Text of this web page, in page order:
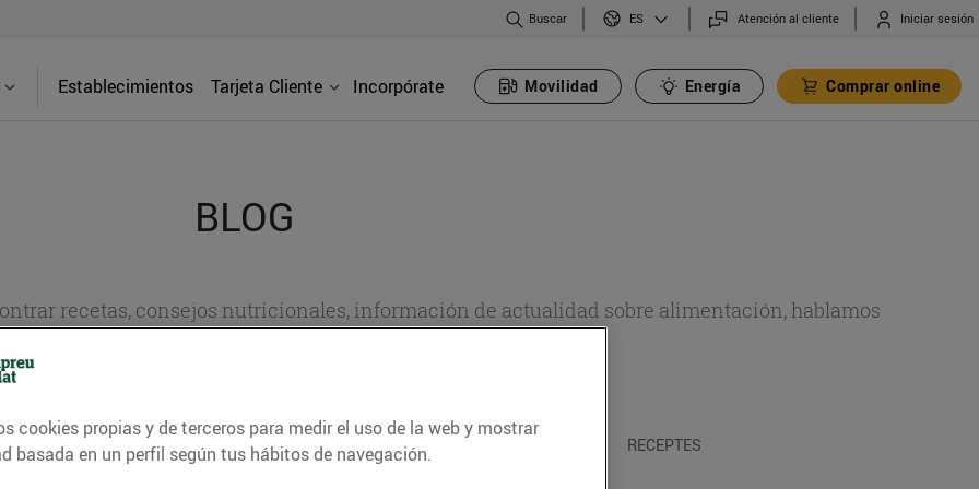
Buscar ES Atención al cliente Iniciar sesión
Establecimientos Tarjeta Cliente Incorpórate Movilidad Energía Comprar online
BLOG
recetas, consejos nutricionales, información de actualidad sobre alimentación, hablamos
gastronomía de nuestro territorio y muchos otros temas.
CONSELLS I HÀBITS SALUDABLES ENERGIA GASTRONOMIA I TRADICIONS RECEPTES
cookies propias y de terceros para medir el uso de la web y mostrar
basada en un perfil según tus hábitos de navegación.